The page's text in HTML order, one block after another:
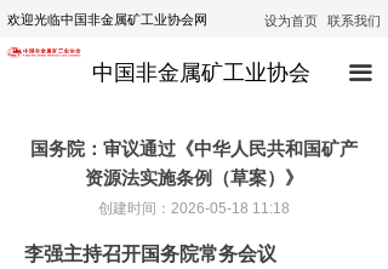
中国非金属矿工业协会
欢迎光临中国非金属矿工业协会网 设为首页 联系我们
끀
首页
行业动态
技术咨询
国务院：审议通过《中华人民共和国矿产
资源法实施条例（草案）》
李强主持召开国务院常务会议
创建时间： 2026-05-18 11:18